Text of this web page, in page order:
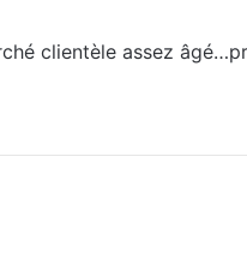
clientèle assez